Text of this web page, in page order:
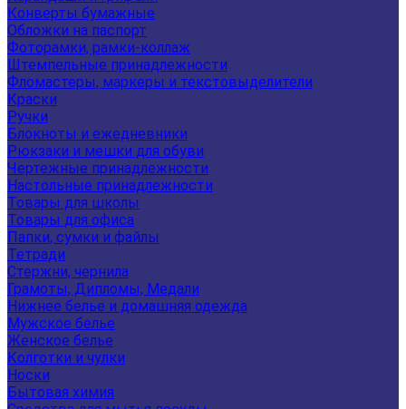
Конверты бумажные
Обложки на паспорт
Фоторамки, рамки-коллаж
Штемпельные принадлежности
Фломастеры, маркеры и текстовыделители
Краски
Ручки
Блокноты и ежедневники
Рюкзаки и мешки для обуви
Чертежные принадлежности
Настольные принадлежности
Товары для школы
Товары для офиса
Папки, сумки и файлы
Тетради
Стержни, чернила
Грамоты, Дипломы, Медали
Нижнее белье и домашняя одежда
Мужское белье
Женское белье
Колготки и чулки
Носки
Бытовая химия